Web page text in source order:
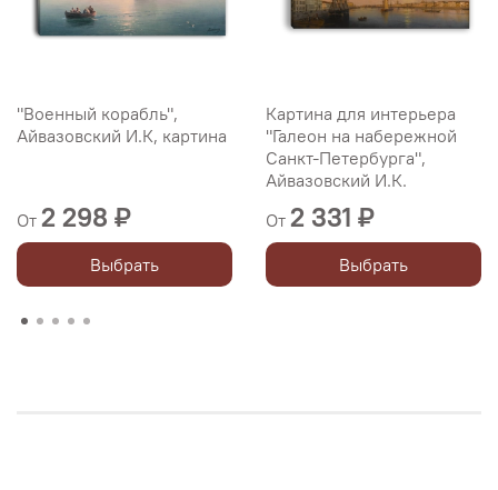
"Военный корабль",
Айвазовский И.К, картина
От 2 298 ₽
Выбрать
Картина для интерьера
"Галеон на набережной
Санкт-Петербурга",
Айвазовский И.К.
От 2 331 ₽
Выбрать